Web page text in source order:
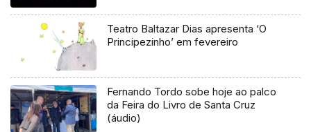
Teatro Baltazar Dias apresenta ‘O
Principezinho’ em fevereiro
Fernando Tordo sobe hoje ao palco
da Feira do Livro de Santa Cruz
(áudio)